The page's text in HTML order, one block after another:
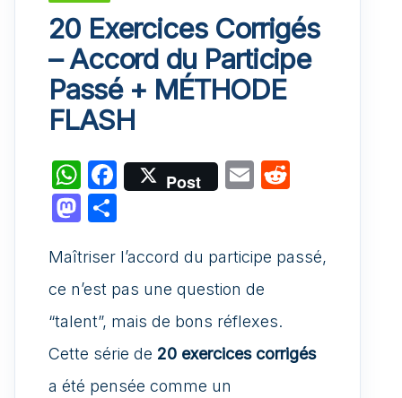
20 Exercices Corrigés
– Accord du Participe
Passé + MÉTHODE
FLASH
W
h
at
s
A
p
p
F
a
e
b
o
o
k
Post
E
l
di
M
st
o
d
o
n
ta
g
er
Maîtriser l’accord du participe passé,
ce n’est pas une question de
“talent”, mais de bons réflexes.
Cette série de 20 exercices corrigés
a été pensée comme un